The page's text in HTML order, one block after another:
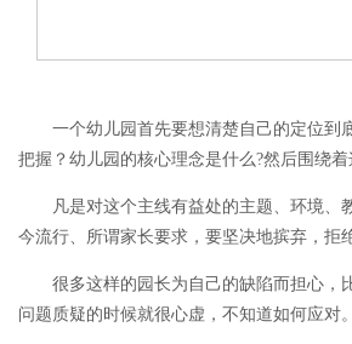
一个幼儿园首先要想清楚自己的定位到底
把握？幼儿园的核心理念是什么?然后围绕
凡是对这个主线有益处的主题、环境、
今流行、所谓家长要求，要坚决地摈弃，拒
很多这样的园长为自己的缺陷而担心，
问题质疑的时候就很心虚，不知道如何应对。